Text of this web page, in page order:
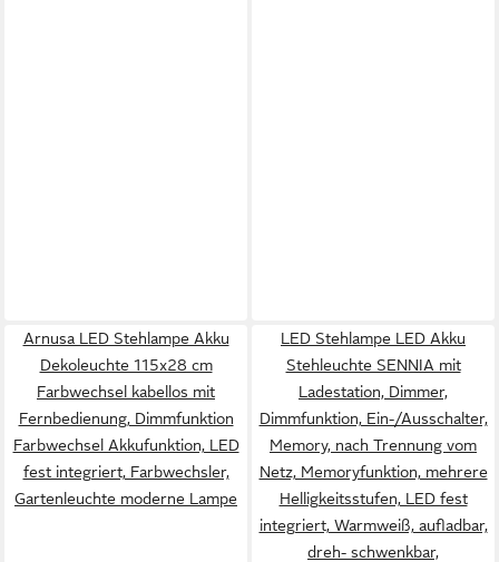
Arnusa LED Stehlampe Akku
Dekoleuchte 115x28 cm
Farbwechsel kabellos mit
Fernbedienung, Dimmfunktion
Farbwechsel Akkufunktion, LED
fest integriert, Farbwechsler,
Gartenleuchte moderne Lampe
LED Stehlampe LED Akku
Stehleuchte SENNIA mit
Ladestation, Dimmer,
Dimmfunktion, Ein-/Ausschalter,
Memory, nach Trennung vom
Netz, Memoryfunktion, mehrere
Helligkeitsstufen, LED fest
integriert, Warmweiß, aufladbar,
dreh- schwenkbar,